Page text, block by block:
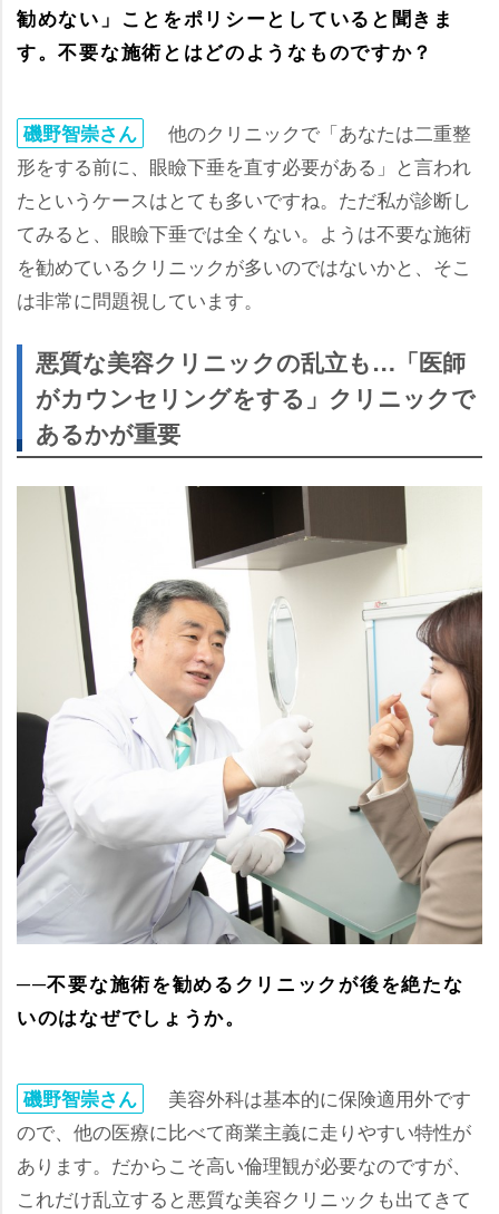
勧めない」ことをポリシーとしていると聞きま
す。不要な施術とはどのようなものですか？
磯野智崇さん
他のクリニックで「あなたは二重整
形をする前に、眼瞼下垂を直す必要がある」と言われ
たというケースはとても多いですね。ただ私が診断し
てみると、眼瞼下垂では全くない。ようは不要な施術
を勧めているクリニックが多いのではないかと、そこ
は非常に問題視しています。
悪質な美容クリニックの乱立も…「医師
がカウンセリングをする」クリニックで
あるかが重要
──不要な施術を勧めるクリニックが後を絶たな
いのはなぜでしょうか。
磯野智崇さん
美容外科は基本的に保険適用外です
ので、他の医療に比べて商業主義に走りやすい特性が
あります。だからこそ高い倫理観が必要なのですが、
これだけ乱立すると悪質な美容クリニックも出てきて